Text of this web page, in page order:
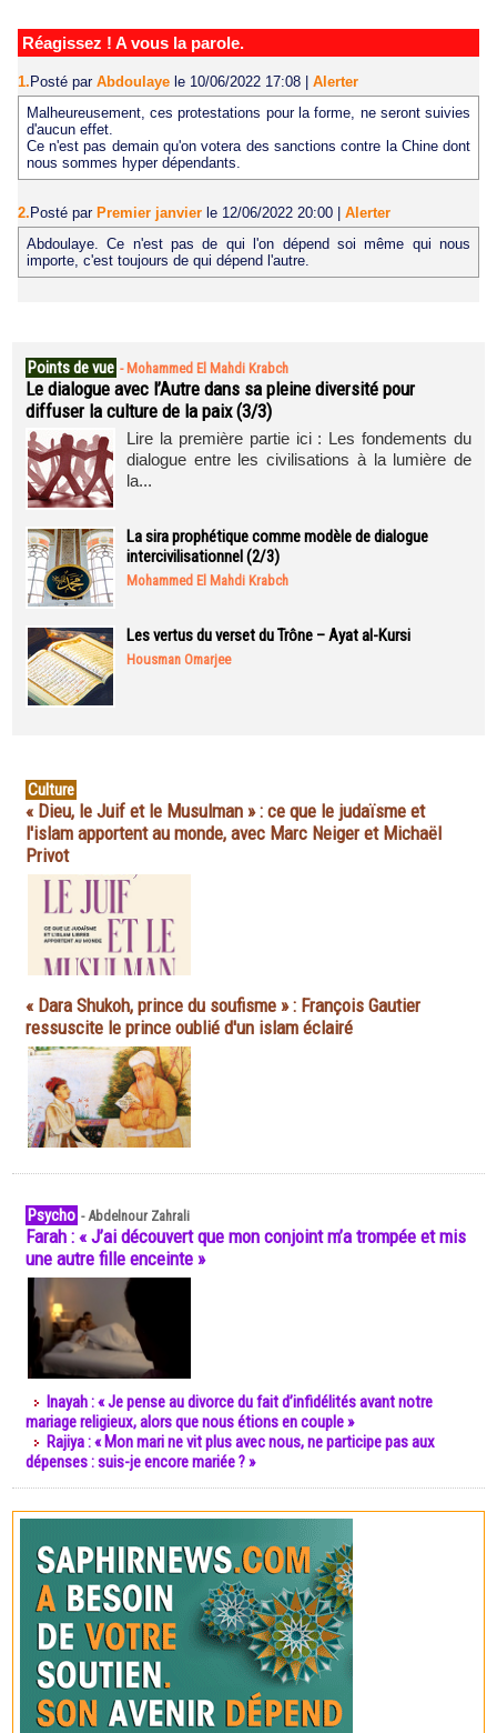
Réagissez ! A vous la parole.
1. Posté par Abdoulaye le 10/06/2022 17:08
Alerter
Malheureusement, ces protestations pour la forme, ne seront suivies
d'aucun effet.
Ce n'est pas demain qu'on votera des sanctions contre la Chine dont
nous sommes hyper dépendants.
2. Posté par Premier janvier le 12/06/2022 20:00
Alerter
Abdoulaye. Ce n'est pas de qui l'on dépend soi même qui nous
importe, c'est toujours de qui dépend l'autre.
Points de vue - Mohammed El Mahdi Krabch
Le dialogue avec l’Autre dans sa pleine diversité pour
diffuser la culture de la paix (3/3)
Lire la première partie ici : Les fondements du
dialogue entre les civilisations à la lumière de
la...
La sira prophétique comme modèle de dialogue
intercivilisationnel (2/3)
Mohammed El Mahdi Krabch
Les vertus du verset du Trône – Ayat al-Kursi
Housman Omarjee
Culture
« Dieu, le Juif et le Musulman » : ce que le judaïsme et
l'islam apportent au monde, avec Marc Neiger et Michaël
Privot
« Dara Shukoh, prince du soufisme » : François Gautier
ressuscite le prince oublié d'un islam éclairé
Psycho -Abdelnour Zahrali
Farah : « J’ai découvert que mon conjoint m’a trompée et mis
une autre fille enceinte »
Inayah : « Je pense au divorce du fait d’infidélités avant notre
mariage religieux, alors que nous étions en couple »
Rajiya : « Mon mari ne vit plus avec nous, ne participe pas aux
dépenses : suis-je encore mariée ? »